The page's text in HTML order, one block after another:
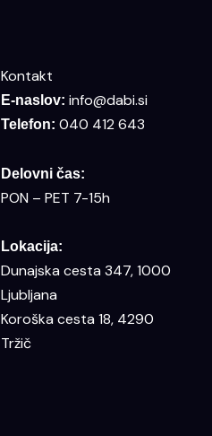
Kontakt
E-naslov: info@dabi.si
Telefon: 040 412 643
Delovni čas:
PON – PET 7-15h
Lokacija:
Dunajska cesta 347, 1000
Ljubljana
Koroška cesta 18, 4290
Tržič